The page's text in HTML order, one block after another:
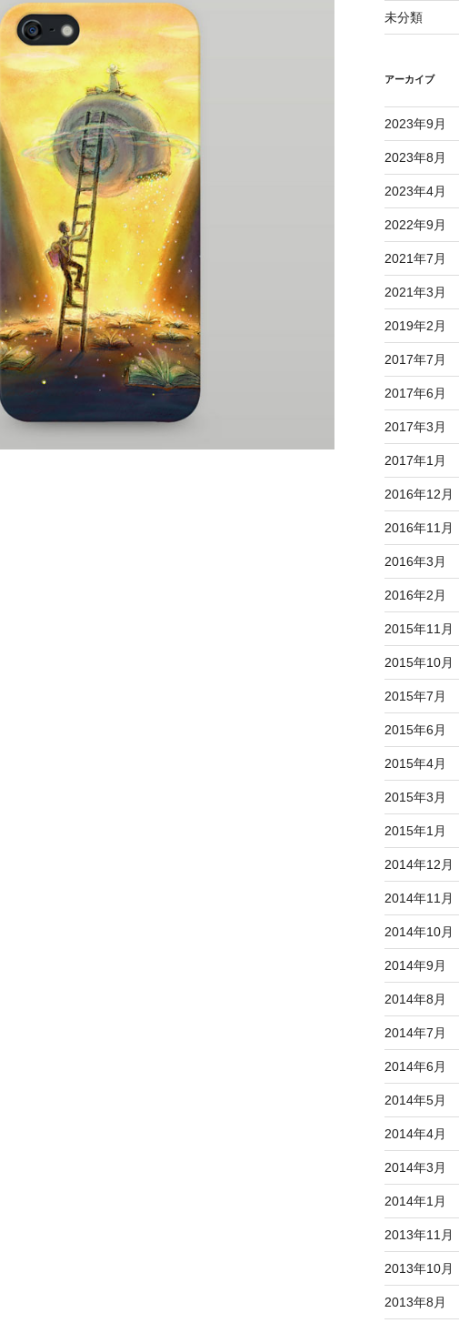
未分類
アーカイブ
2023年9月
2023年8月
2023年4月
2022年9月
2021年7月
2021年3月
2019年2月
2017年7月
2017年6月
2017年3月
2017年1月
2016年12月
2016年11月
2016年3月
2016年2月
2015年11月
2015年10月
2015年7月
2015年6月
2015年4月
2015年3月
2015年1月
2014年12月
2014年11月
2014年10月
2014年9月
2014年8月
2014年7月
2014年6月
2014年5月
2014年4月
2014年3月
2014年1月
2013年11月
2013年10月
2013年8月